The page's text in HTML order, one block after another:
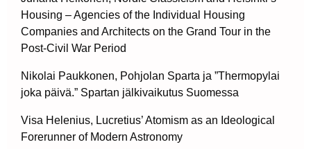
Housing – Agencies of the Individual Housing
Companies and Architects on the Grand Tour in the
Post-Civil War Period
Nikolai Paukkonen, Pohjolan Sparta ja ”Thermopylai
joka päivä.” Spartan jälkivaikutus Suomessa
Visa Helenius, Lucretius’ Atomism as an Ideological
Forerunner of Modern Astronomy